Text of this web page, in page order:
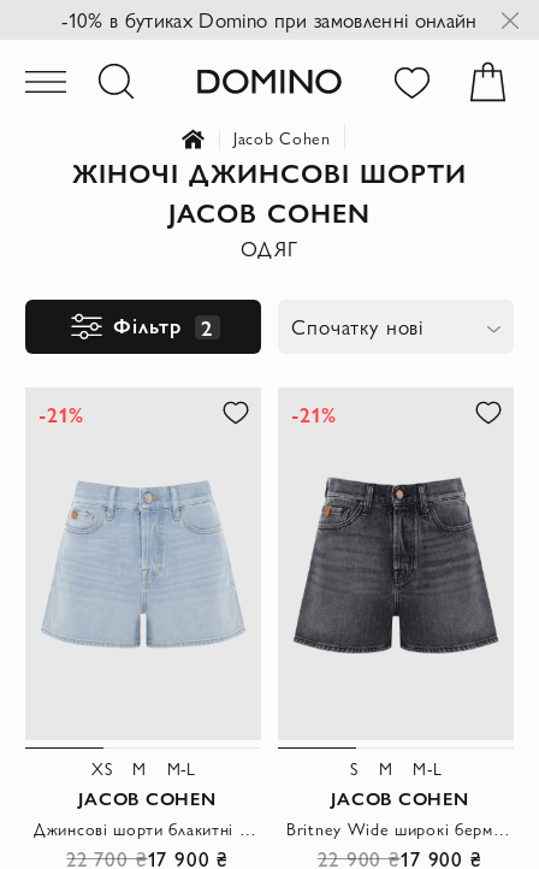
-10% в бутиках Domino при замовленні онлайн
Jacob Cohen
ЖІНОЧІ ДЖИНСОВІ ШОРТИ
JACOB COHEN
ОДЯГ
Фільтр 2 Спочатку нові
-21%
XS M M-L
JACOB COHEN
Джинсові шорти блакитні з ефектом потертості
22 700 ₴17 900 ₴
-21%
S M M-L
JACOB COHEN
Britney Wide широкі бермуди з сірої бавовни з ліоцеллом
22 900 ₴17 900 ₴